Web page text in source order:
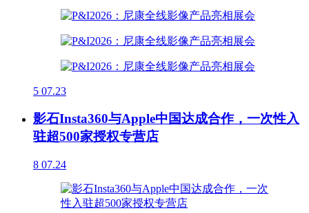
5 07.23
影石Insta360与Apple中国达成合作，一次性入
驻超500家授权专营店
8 07.24